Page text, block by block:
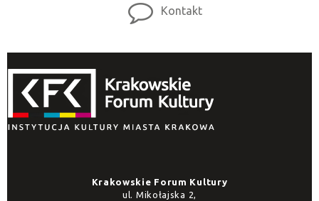
Kontakt
Krakowskie Forum Kultury
ul. Mikołajska 2,